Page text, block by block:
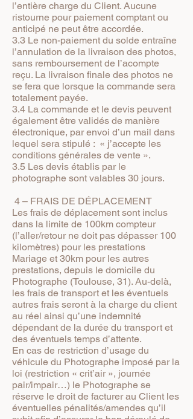
l’entière charge du Client. Aucune
ristourne pour paiement comptant ou
anticipé ne peut être accordée.
3.3 Le non-paiement du solde entraîne
l’annulation de la livraison des photos,
sans remboursement de l’acompte
reçu. La livraison finale des photos ne
se fera que lorsque la commande sera
totalement payée.
3.4 La commande et le devis peuvent
également être validés de manière
électronique, par envoi d’un mail dans
lequel sera stipulé : « j’accepte les
conditions générales de vente ».
3.5 Les devis établis par le
photographe sont valables 30 jours.
4 – FRAIS DE DÉPLACEMENT
Les frais de déplacement sont inclus
dans la limite de 100km compteur
(l’aller/retour ne doit pas dépasser 100
kilomètres) pour les prestations
Mariage et 30km pour les autres
prestations, depuis le domicile du
Photographe (Toulouse, 31). Au-delà,
les frais de transport et les éventuels
autres frais seront à la charge du client
au réel ainsi qu’une indemnité
dépendant de la durée du transport et
des éventuels temps d’attente.
En cas de restriction d’usage du
véhicule du Photographe imposé par la
loi (restriction « crit’air », journée
pair/impair…) le Photographe se
réserve le droit de facturer au Client les
éventuelles pénalités/amendes qu’il